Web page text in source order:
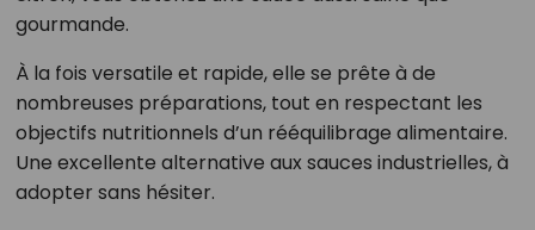
gourmande.
À la fois versatile et rapide, elle se prête à de
nombreuses préparations, tout en respectant les
objectifs nutritionnels d’un rééquilibrage alimentaire.
Une excellente alternative aux sauces industrielles, à
adopter sans hésiter.